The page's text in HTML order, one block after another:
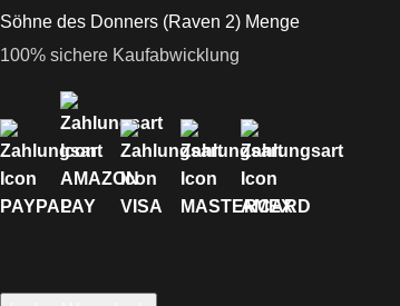
Söhne des Donners (Raven 2) Menge
100% sichere Kaufabwicklung